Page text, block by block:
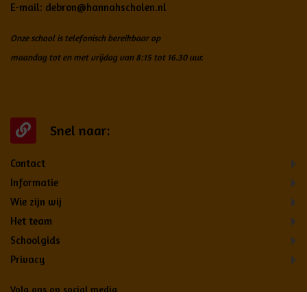
E-mail: debron@hannahscholen.nl
Onze school is telefonisch bereikbaar op
maandag tot en met vrijdag van 8:15 tot 16.30 uur.
Snel naar:
Contact
Informatie
Wie zijn wij
Het team
Schoolgids
Privacy
Volg ons op social media